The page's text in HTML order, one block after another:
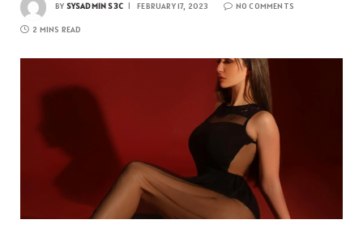
BY SYSADMIN S3C FEBRUARY 17, 2023 NO COMMENTS
2 MINS READ